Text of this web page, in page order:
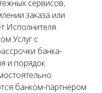
сервисов,
заказа или
Исполнителя.
Услуг с
банка-
и порядок
банком-партнером